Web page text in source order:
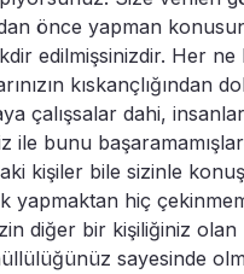
önce yapman
edilmişsinizdir. Her ne
kıskançlığından
çalışsalar dahi,
ile bunu
kişiler bile sizinle
yapmaktan hiç
diğer bir kişiliğiniz olan
sayesinde